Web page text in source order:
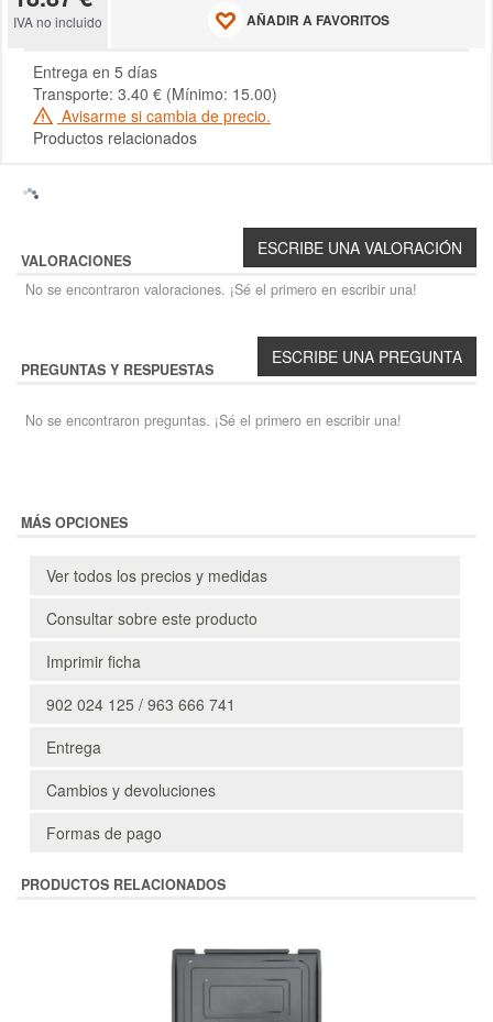
IVA no incluido AÑADIR A FAVORITOS
Entrega en 5 días
Transporte: 3.40 € (Mínimo: 15.00)
Avisarme si cambia de precio.
Productos relacionados
VALORACIONES
No se encontraron valoraciones. ¡Sé el primero en escribir una!
PREGUNTAS Y RESPUESTAS
No se encontraron preguntas. ¡Sé el primero en escribir una!
MÁS OPCIONES
Ver todos los precios y medidas
Consultar sobre este producto
Imprimir ficha
902 024 125 / 963 666 741
Entrega
Cambios y devoluciones
Formas de pago
PRODUCTOS RELACIONADOS